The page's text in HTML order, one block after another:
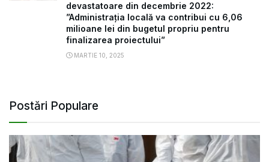
devastatoare din decembrie 2022:
”Administrația locală va contribui cu 6,06
milioane lei din bugetul propriu pentru
finalizarea proiectului”
MARTIE 10, 2025
Postări Populare